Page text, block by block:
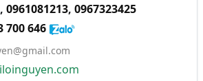
,0961081213,0967323425
700 646